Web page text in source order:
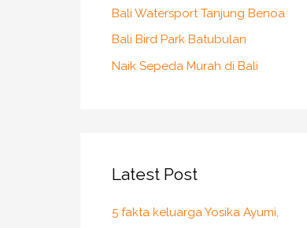
Bali Watersport Tanjung Benoa
Bali Bird Park Batubulan
Naik Sepeda Murah di Bali
Latest Post
5 fakta keluarga Yosika Ayumi,